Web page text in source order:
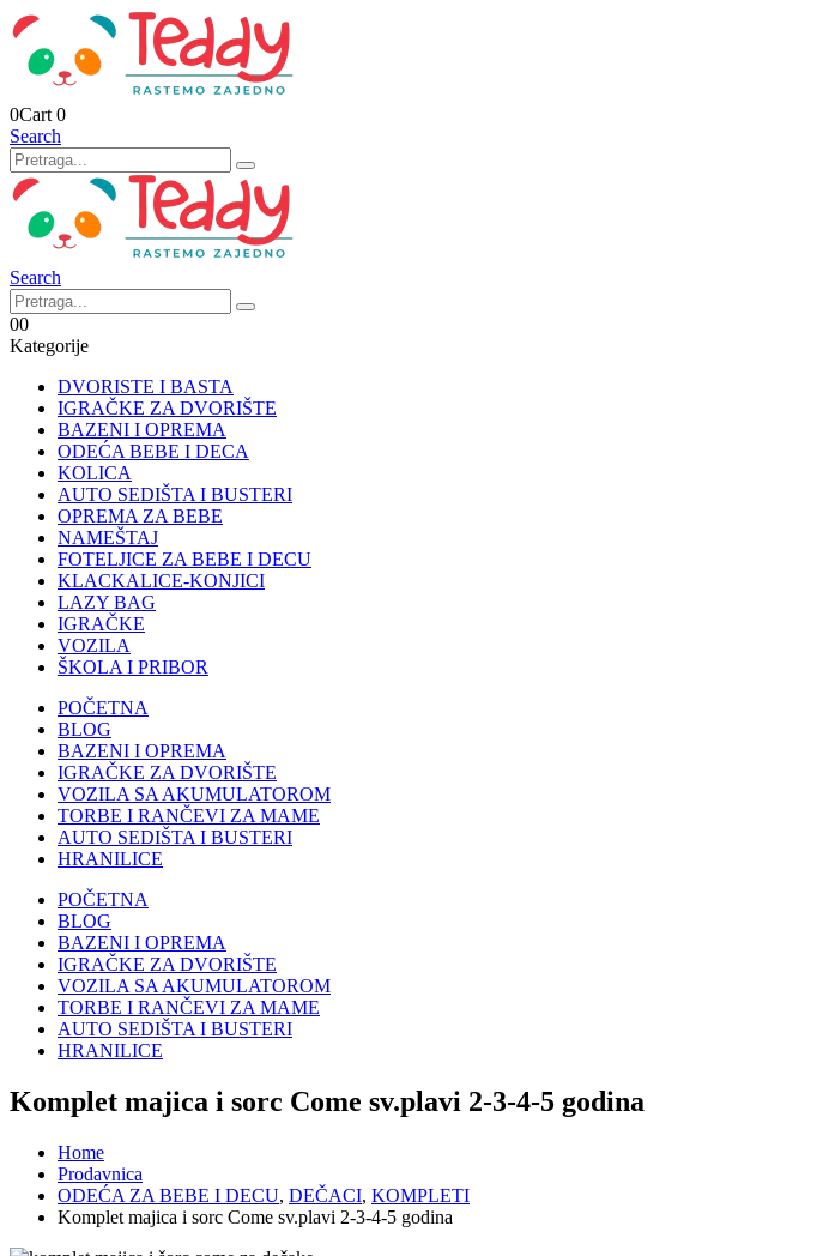
0Cart 0
Search
Search
00
Kategorije
DVORISTE I BASTA
IGRAČKE ZA DVORIŠTE
BAZENI I OPREMA
ODEĆA BEBE I DECA
KOLICA
AUTO SEDIŠTA I BUSTERI
OPREMA ZA BEBE
NAMEŠTAJ
FOTELJICE ZA BEBE I DECU
KLACKALICE-KONJICI
LAZY BAG
IGRAČKE
VOZILA
ŠKOLA I PRIBOR
POČETNA
BLOG
BAZENI I OPREMA
IGRAČKE ZA DVORIŠTE
VOZILA SA AKUMULATOROM
TORBE I RANČEVI ZA MAME
AUTO SEDIŠTA I BUSTERI
HRANILICE
POČETNA
BLOG
BAZENI I OPREMA
IGRAČKE ZA DVORIŠTE
VOZILA SA AKUMULATOROM
TORBE I RANČEVI ZA MAME
AUTO SEDIŠTA I BUSTERI
HRANILICE
Komplet majica i sorc Come sv.plavi 2-3-4-5 godina
Home
Prodavnica
ODEĆA ZA BEBE I DECU, DEČACI, KOMPLETI
Komplet majica i sorc Come sv.plavi 2-3-4-5 godina